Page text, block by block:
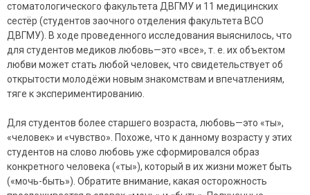
стоматологического факультета ДВГМУ и 11 медицинских
сестёр (студентов заочного отделения факультета ВСО
ДВГМУ). В ходе проведенного исследования выяснилось, что
для студентов медиков любовь—это «все», т. е. их объектом
любви может стать любой человек, что свидетельствует об
открытости молодёжи новым знакомствам и впечатлениям,
тяге к экспериментированию.
Для студентов более старшего возраста, любовь—это «ты»,
«человек» и «чувство». Похоже, что к данному возрасту у этих
студентов на слово любовь уже сформировался образ
конкретного человека («ты»), который в их жизни может быть
(«мочь-быть»). Обратите внимание, какая осторожность